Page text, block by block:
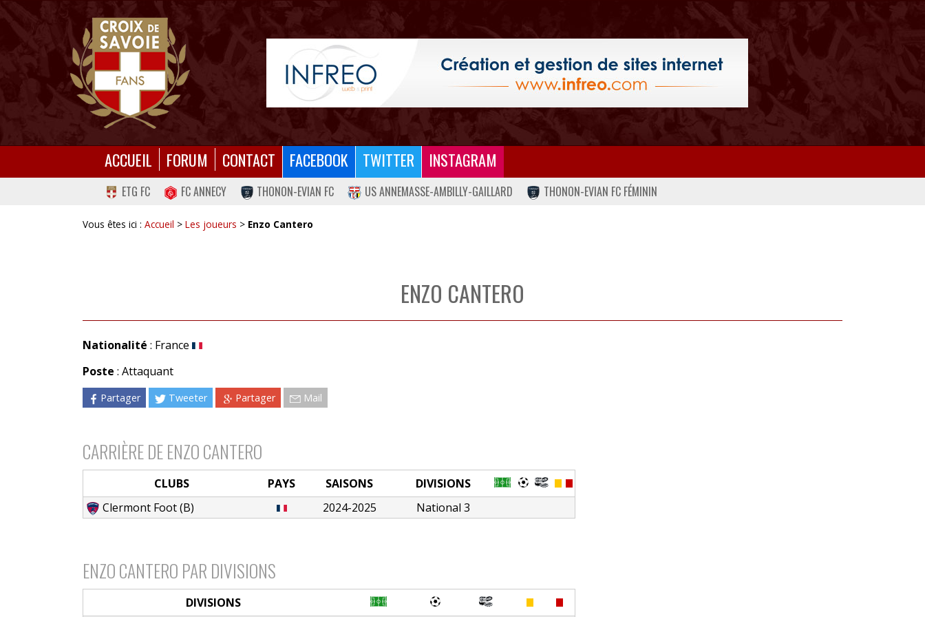
ACCUEIL FORUM CONTACT FACEBOOK TWITTER INSTAGRAM
ETG FC FC ANNECY THONON-EVIAN FC US ANNEMASSE-AMBILLY-GAILLARD THONON-EVIAN FC FÉMININ
Vous êtes ici : Accueil > Les joueurs > Enzo Cantero
ENZO CANTERO
Nationalité : France
Poste : Attaquant
Partager Tweeter Partager Mail
CARRIÈRE DE ENZO CANTERO
CLUBS PAYS SAISONS
DIVISIONS
Clermont Foot (B)
2024-2025 National 3
ENZO CANTERO PAR DIVISIONS
DIVISIONS